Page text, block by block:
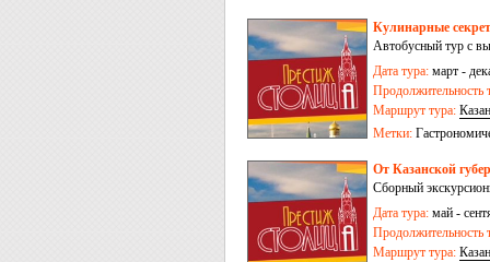
Кулинарные
Автобусный тур с
Дата тура: март -
Продолжительность
Маршрут тура:
Метки:
От Казанской
Сборный
Дата тура: май -
Продолжительность
Маршрут тура: